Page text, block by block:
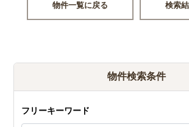
物件一覧に戻る 検索
物件検索条件
フリーキーワード